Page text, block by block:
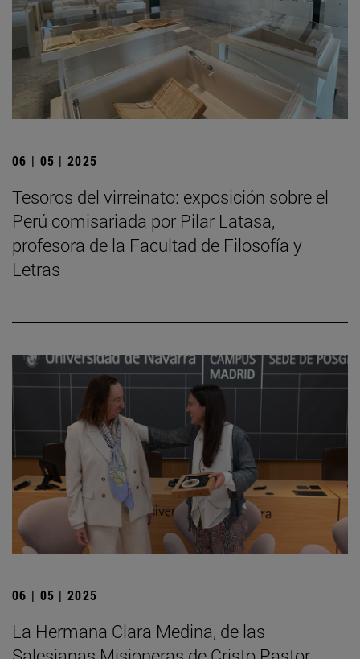
06 | 05 | 2025
Tesoros del virreinato: exposición sobre el
Perú comisariada por Pilar Latasa,
profesora de la Facultad de Filosofía y
Letras
06 | 05 | 2025
La Hermana Clara Medina, de las